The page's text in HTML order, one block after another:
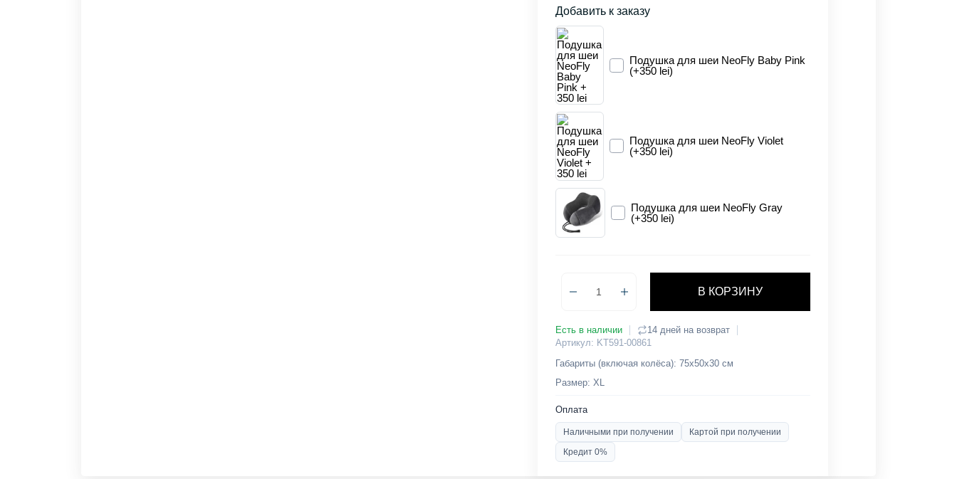
Добавить к заказу
Подушка для шеи NeoFly Baby Pink
(+350 lei)
Подушка для шеи NeoFly Violet
(+350 lei)
Подушка для шеи NeoFly Gray
(+350 lei)
В КОРЗИНУ
Есть в наличии
14 дней на возврат
Артикул: KT591-00861
Габариты (включая колёса): 75х50х30 см
Размер: XL
Оплата
Наличными при получении
Картой при получении
Кредит 0%